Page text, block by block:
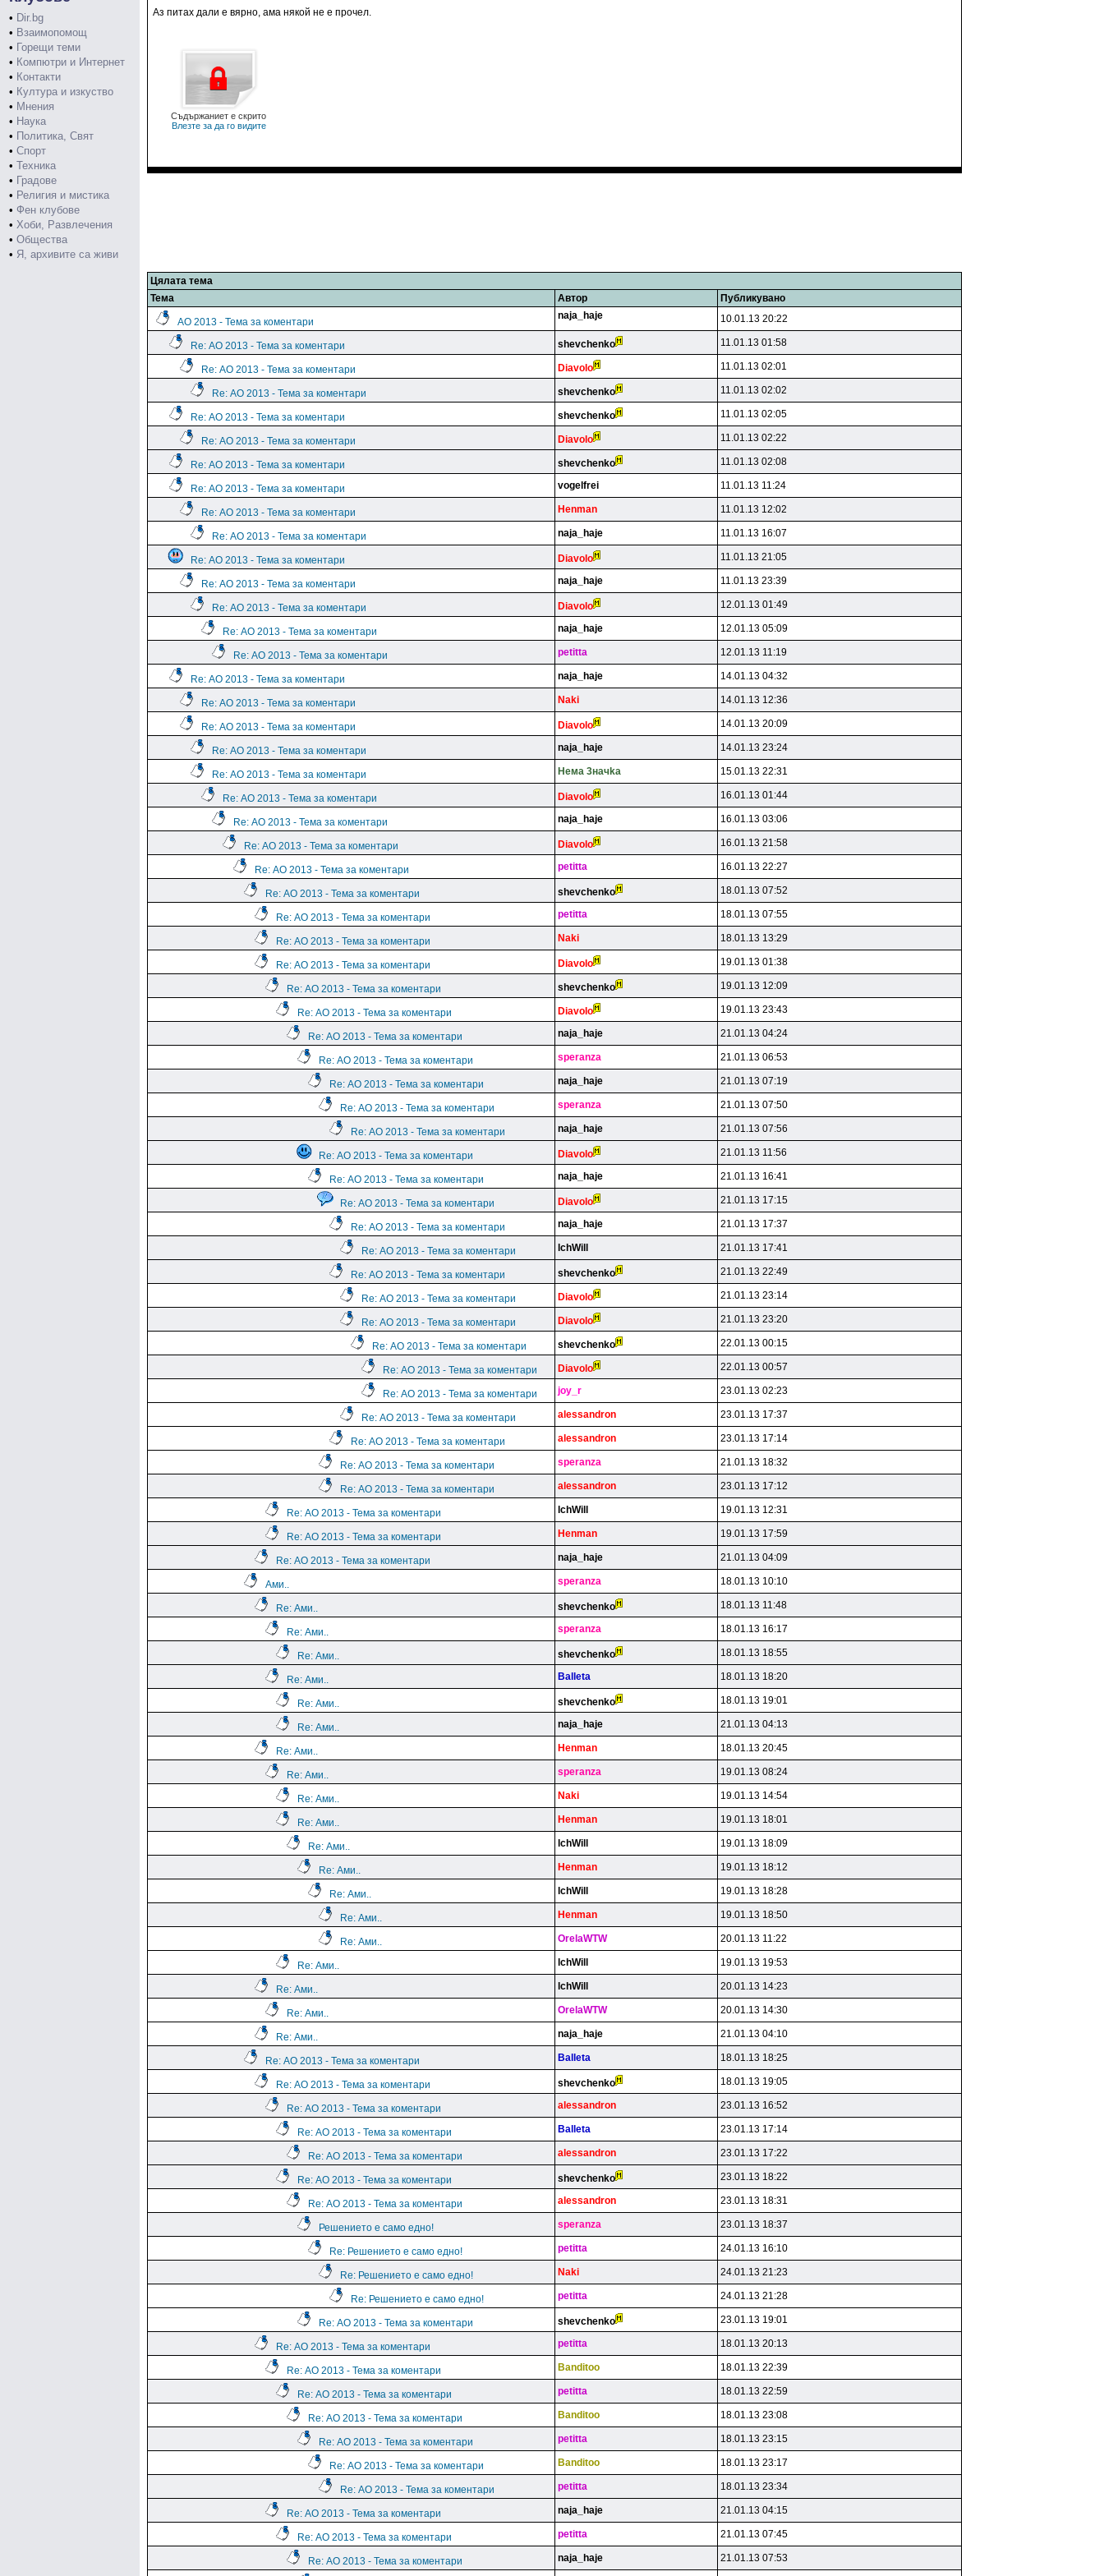
• Dir.bg
• Взаимопомощ
• Горещи теми
• Компютри и Интернет
• Контакти
• Култура и изкуство
• Мнения
• Наука
• Политика, Свят
• Спорт
• Техника
• Градове
• Религия и мистика
• Фен клубове
• Хоби, Развлечения
• Общества
• Я, архивите са живи
Аз питах дали е вярно, ама някой не е прочел.
Съдържаниет е скрито
Влезте за да го видите
Цялата тема
Тема
Автор Публикувано
АО 2013 - Тема за коментари
naja_haje 10.01.13 20:22
Re: АО 2013 - Тема за коментари shevchenko 11.01.13 01:58
Re: АО 2013 - Тема за коментари Diavolo 11.01.13 02:01
Re: АО 2013 - Тема за коментари shevchenko 11.01.13 02:02
Re: АО 2013 - Тема за коментари shevchenko 11.01.13 02:05
Re: АО 2013 - Тема за коментари Diavolo 11.01.13 02:22
Re: АО 2013 - Тема за коментари shevchenko 11.01.13 02:08
Re: АО 2013 - Тема за коментари vogelfrei 11.01.13 11:24
Re: АО 2013 - Тема за коментари Henman 11.01.13 12:02
Re: АО 2013 - Тема за коментари naja_haje 11.01.13 16:07
Re: АО 2013 - Тема за коментари Diavolo 11.01.13 21:05
Re: АО 2013 - Тема за коментари naja_haje 11.01.13 23:39
Re: АО 2013 - Тема за коментари Diavolo 12.01.13 01:49
Re: АО 2013 - Тема за коментари naja_haje 12.01.13 05:09
Re: АО 2013 - Тема за коментари petitta 12.01.13 11:19
Re: АО 2013 - Тема за коментари naja_haje 14.01.13 04:32
Re: АО 2013 - Тема за коментари Naki 14.01.13 12:36
Re: АО 2013 - Тема за коментари Diavolo 14.01.13 20:09
Re: АО 2013 - Тема за коментари naja_haje 14.01.13 23:24
Re: АО 2013 - Тема за коментари Heмa 3нaчka 15.01.13 22:31
Re: АО 2013 - Тема за коментари Diavolo 16.01.13 01:44
Re: АО 2013 - Тема за коментари naja_haje 16.01.13 03:06
Re: АО 2013 - Тема за коментари Diavolo 16.01.13 21:58
Re: АО 2013 - Тема за коментари petitta 16.01.13 22:27
Re: АО 2013 - Тема за коментари shevchenko 18.01.13 07:52
Re: АО 2013 - Тема за коментари petitta 18.01.13 07:55
Re: АО 2013 - Тема за коментари Naki 18.01.13 13:29
Re: АО 2013 - Тема за коментари Diavolo 19.01.13 01:38
Re: АО 2013 - Тема за коментари shevchenko 19.01.13 12:09
Re: АО 2013 - Тема за коментари Diavolo 19.01.13 23:43
Re: АО 2013 - Тема за коментари naja_haje 21.01.13 04:24
Re: АО 2013 - Тема за коментари speranza 21.01.13 06:53
Re: АО 2013 - Тема за коментари naja_haje 21.01.13 07:19
Re: АО 2013 - Тема за коментари speranza 21.01.13 07:50
Re: АО 2013 - Тема за коментари naja_haje 21.01.13 07:56
Re: АО 2013 - Тема за коментари Diavolo 21.01.13 11:56
Re: АО 2013 - Тема за коментари naja_haje 21.01.13 16:41
Re: АО 2013 - Тема за коментари Diavolo 21.01.13 17:15
Re: АО 2013 - Тема за коментари naja_haje 21.01.13 17:37
Re: АО 2013 - Тема за коментари lchWill 21.01.13 17:41
Re: АО 2013 - Тема за коментари shevchenko 21.01.13 22:49
Re: АО 2013 - Тема за коментари Diavolo 21.01.13 23:14
Re: АО 2013 - Тема за коментари Diavolo 21.01.13 23:20
Re: АО 2013 - Тема за коментари shevchenko 22.01.13 00:15
Re: АО 2013 - Тема за коментари Diavolo 22.01.13 00:57
Re: АО 2013 - Тема за коментари joy_r 23.01.13 02:23
Re: АО 2013 - Тема за коментари alessandron 23.01.13 17:37
Re: АО 2013 - Тема за коментари alessandron 23.01.13 17:14
Re: АО 2013 - Тема за коментари speranza 21.01.13 18:32
Re: АО 2013 - Тема за коментари alessandron 23.01.13 17:12
Re: АО 2013 - Тема за коментари lchWill 19.01.13 12:31
Re: АО 2013 - Тема за коментари Henman 19.01.13 17:59
Re: АО 2013 - Тема за коментари naja_haje 21.01.13 04:09
Ами.. speranza 18.01.13 10:10
Re: Ами.. shevchenko 18.01.13 11:48
Re: Ами.. speranza 18.01.13 16:17
Re: Ами.. shevchenko 18.01.13 18:55
Re: Ами.. Balleta 18.01.13 18:20
Re: Ами.. shevchenko 18.01.13 19:01
Re: Ами.. naja_haje 21.01.13 04:13
Re: Ами.. Henman 18.01.13 20:45
Re: Ами.. speranza 19.01.13 08:24
Re: Ами.. Naki 19.01.13 14:54
Re: Ами.. Henman 19.01.13 18:01
Re: Ами.. lchWill 19.01.13 18:09
Re: Ами.. Henman 19.01.13 18:12
Re: Ами.. lchWill 19.01.13 18:28
Re: Ами.. Henman 19.01.13 18:50
Re: Ами.. OrelaWTW 20.01.13 11:22
Re: Ами.. lchWill 19.01.13 19:53
Re: Ами.. lchWill 20.01.13 14:23
Re: Ами.. OrelaWTW 20.01.13 14:30
Re: Ами.. naja_haje 21.01.13 04:10
Re: АО 2013 - Тема за коментари Balleta 18.01.13 18:25
Re: АО 2013 - Тема за коментари shevchenko 18.01.13 19:05
Re: АО 2013 - Тема за коментари alessandron 23.01.13 16:52
Re: АО 2013 - Тема за коментари Balleta 23.01.13 17:14
Re: АО 2013 - Тема за коментари alessandron 23.01.13 17:22
Re: АО 2013 - Тема за коментари shevchenko 23.01.13 18:22
Re: АО 2013 - Тема за коментари alessandron 23.01.13 18:31
Решението е само едно! speranza 23.01.13 18:37
Re: Решението е само едно! petitta 24.01.13 16:10
Re: Решението е само едно! Naki 24.01.13 21:23
Re: Решението е само едно! petitta 24.01.13 21:28
Re: АО 2013 - Тема за коментари shevchenko 23.01.13 19:01
Re: АО 2013 - Тема за коментари petitta 18.01.13 20:13
Re: АО 2013 - Тема за коментари Banditoo 18.01.13 22:39
Re: АО 2013 - Тема за коментари petitta 18.01.13 22:59
Re: АО 2013 - Тема за коментари Banditoo 18.01.13 23:08
Re: АО 2013 - Тема за коментари petitta 18.01.13 23:15
Re: АО 2013 - Тема за коментари Banditoo 18.01.13 23:17
Re: АО 2013 - Тема за коментари petitta 18.01.13 23:34
Re: АО 2013 - Тема за коментари naja_haje 21.01.13 04:15
Re: АО 2013 - Тема за коментари petitta 21.01.13 07:45
Re: АО 2013 - Тема за коментари naja_haje 21.01.13 07:53